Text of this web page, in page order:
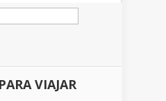
VIAJAR